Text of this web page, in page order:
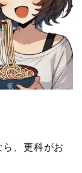
、更科がお